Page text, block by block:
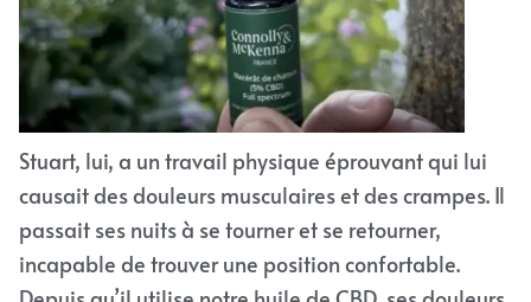
Stuart, lui, a un travail physique éprouvant qui lui
causait des douleurs musculaires et des crampes. Il
passait ses nuits à se tourner et se retourner,
incapable de trouver une position confortable.